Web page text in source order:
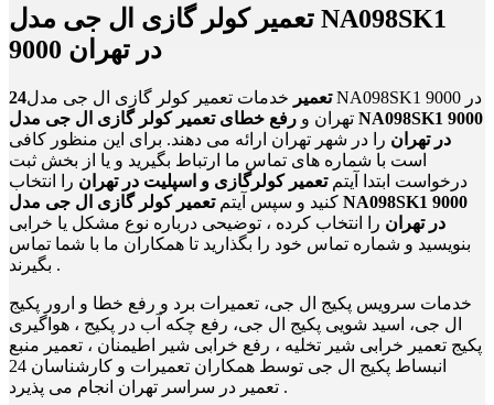
تعمیر کولر گازی ال جی مدل NA098SK1
9000 در تهران
24تعمیر خدمات تعمیر کولر گازی ال جی مدل NA098SK1 9000 در
تهران و رفع خطای تعمیر کولر گازی ال جی مدل NA098SK1 9000
در تهران را در شهر تهران ارائه می دهند. برای این منظور کافی
است با شماره های تماس ما ارتباط بگیرید و یا از بخش ثبت
درخواست ابتدا آیتمتعمیر کولرگازی و اسپلیت در تهران را انتخاب
کنید و سپس آیتمتعمیر کولر گازی ال جی مدل NA098SK1 9000
در تهران را انتخاب کرده ، توضیحی درباره نوع مشکل یا خرابی
بنویسید و شماره تماس خود را بگذارید تا همکاران ما با شما تماس
بگیرند .
خدمات سرویس پکیج ال جی، تعمیرات برد و رفع خطا و ارور پکیج
ال جی، اسید شویی پکیج ال جی، رفع چکه آب در پکیج ، هواگیری
پکیج تعمیر خرابی شیر تخلیه ، رفع خرابی شیر اطیمنان ، تعمیر منبع
انبساط پکیج ال جی توسط همکاران تعمیرات و کارشناسان 24
تعمیر در سراسر تهران انجام می پذیرد .